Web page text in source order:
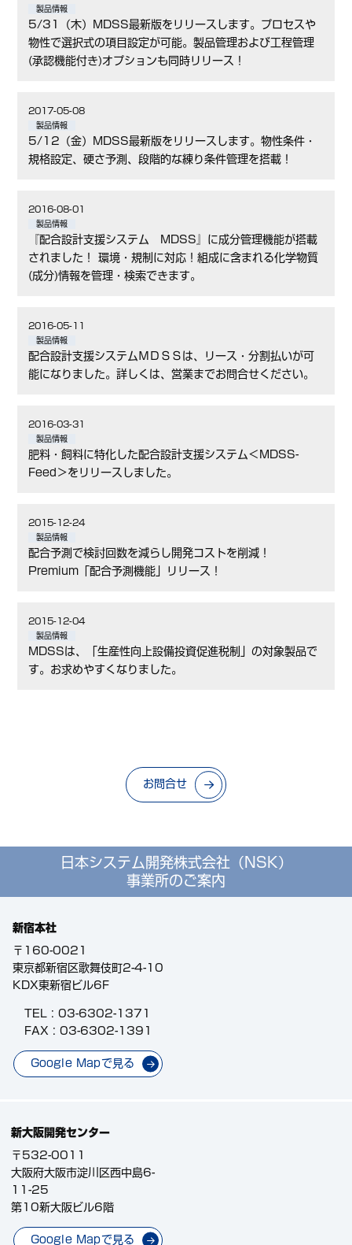
製品情報
5/31（木）MDSS最新版をリリースします。プロセスや
物性で選択式の項目設定が可能。製品管理および工程管理
(承認機能付き)オプションも同時リリース！
2017-05-08
製品情報
5/12（金）MDSS最新版をリリースします。物性条件・
規格設定、硬さ予測、段階的な練り条件管理を搭載！
2016-08-01
製品情報
『配合設計支援システム MDSS』に成分管理機能が搭載
されました！ 環境・規制に対応！組成に含まれる化学物質
(成分)情報を管理・検索できます。
2016-05-11
製品情報
配合設計支援システムＭＤＳＳは、リース・分割払いが可
能になりました。詳しくは、営業までお問合せください。
2016-03-31
製品情報
肥料・飼料に特化した配合設計支援システム＜MDSS-
Feed＞をリリースしました。
2015-12-24
製品情報
配合予測で検討回数を減らし開発コストを削減！
Premium「配合予測機能」リリース！
2015-12-04
製品情報
MDSSは、「生産性向上設備投資促進税制」の対象製品で
す。お求めやすくなりました。
お問合せ
日本システム開発株式会社（NSK）
事業所のご案内
新宿本社
〒160-0021
東京都新宿区歌舞伎町2-4-10
KDX東新宿ビル6F
TEL : 03-6302-1371
FAX : 03-6302-1391
Google Mapで見る
新大阪開発センター
〒532-0011
大阪府大阪市淀川区西中島6-
11-25
第10新大阪ビル6階
Google Mapで見る